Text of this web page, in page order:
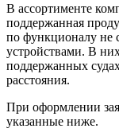
В ассортименте
поддержанная
по функционалу не
устройствами. В
поддержанных
расстояния.
При оформлении
указанные ниже.